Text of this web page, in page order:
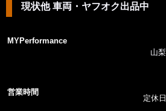
現状他 車両・ヤフオク出品中
MYPerformance
山
営業時間
定休